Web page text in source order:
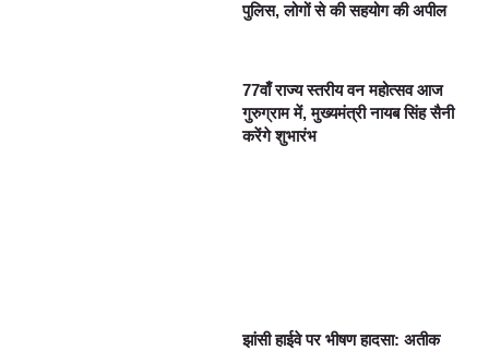
पुलिस, लोगों से की सहयोग की अपील
77वाँ राज्य स्तरीय वन महोत्सव आज
गुरुग्राम में, मुख्यमंत्री नायब सिंह सैनी
करेंगे शुभारंभ
झांसी हाईवे पर भीषण हादसा: अतीक